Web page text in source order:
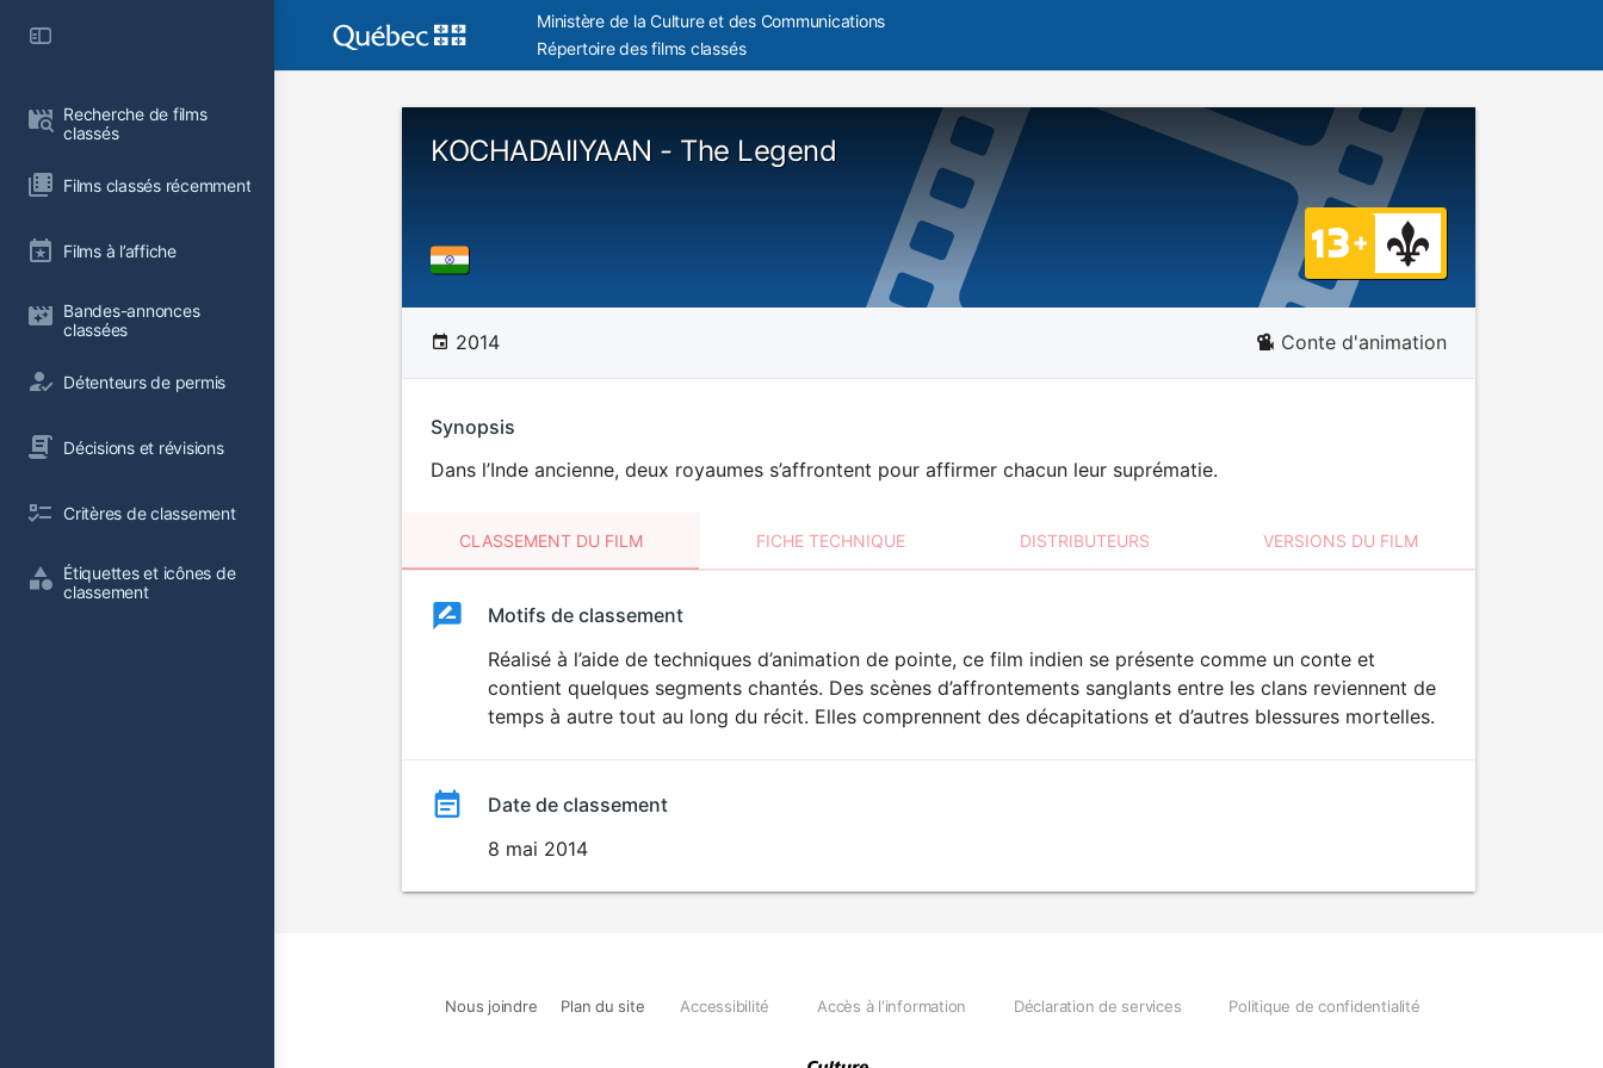
Recherche de films
classés
Films classés récemment
Films à l’affiche
Bandes-annonces
classées
Détenteurs de permis
Décisions et révisions
Critères de classement
Étiquettes et icônes de
classement
Ministère de la Culture et des Communications
Répertoire des films classés
KOCHADAIIYAAN - The Legend
2014 Conte d'animation
Synopsis
Dans l’Inde ancienne, deux royaumes s’affrontent pour affirmer chacun leur suprématie.
CLASSEMENT DU FILM FICHE TECHNIQUE DISTRIBUTEURS VERSIONS DU FILM
ClassementClassement
Motifs de classement
Réalisé à l’aide de techniques d’animation de pointe, ce film indien se présente comme un conte et
contient quelques segments chantés. Des scènes d’affrontements sanglants entre les clans reviennent de
temps à autre tout au long du récit. Elles comprennent des décapitations et d’autres blessures mortelles.
Date de classement
8 mai 2014
Nous joindre Plan du site Accessibilité Accès à l'information Déclaration de services Politique de confidentialité